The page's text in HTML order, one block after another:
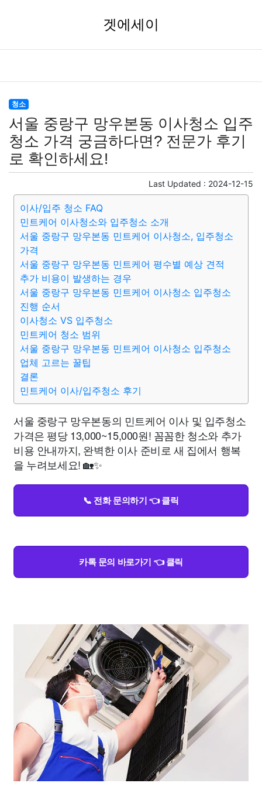
겟에세이
청소
서울 중랑구 망우본동 이사청소 입주
청소 가격 궁금하다면? 전문가 후기
로 확인하세요!
Last Updated : 2024-12-15
이사/입주 청소 FAQ
민트케어 이사청소와 입주청소 소개
서울 중랑구 망우본동 민트케어 이사청소, 입주청소
가격
서울 중랑구 망우본동 민트케어 평수별 예상 견적
추가 비용이 발생하는 경우
서울 중랑구 망우본동 민트케어 이사청소 입주청소
진행 순서
이사청소 VS 입주청소
민트케어 청소 범위
서울 중랑구 망우본동 민트케어 이사청소 입주청소
업체 고르는 꿀팁
결론
민트케어 이사/입주청소 후기
서울 중랑구 망우본동의 민트케어 이사 및 입주청소
가격은 평당 13,000~15,000원! 꼼꼼한 청소와 추가
비용 안내까지, 완벽한 이사 준비로 새 집에서 행복
을 누려보세요! 🏡✨
📞 전화 문의하기 👈 클릭
카톡 문의 바로가기 👈 클릭